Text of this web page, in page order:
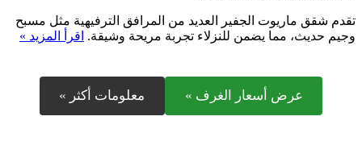
تقدم شقق ماريوت الجفير العديد من المرافق الترفيهية مثل مسبح
وجيم حديث، مما يضمن للنزلاء تجربة مريحة وشيقة. اقرأ المزيد »
عرض أسعار الغرف » معلومات أكثر »